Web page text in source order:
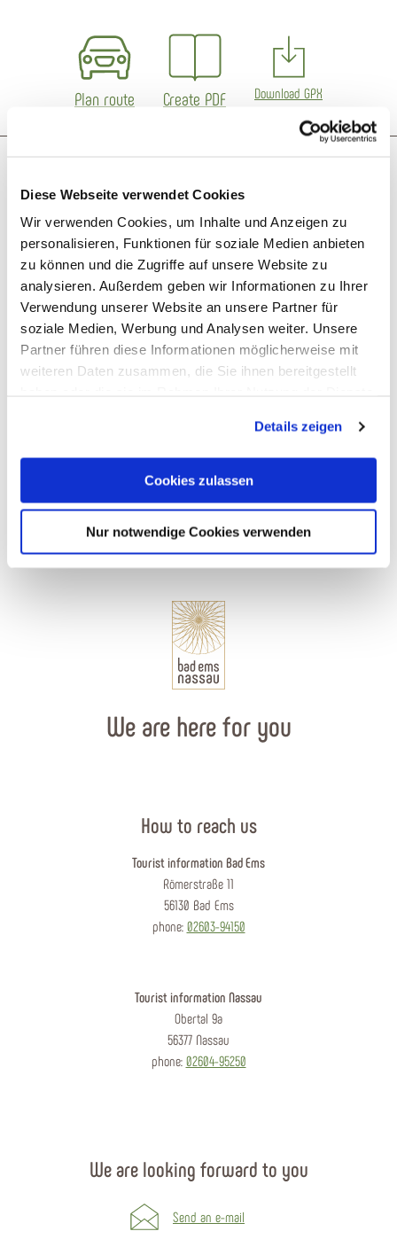
Diese Webseite verwendet Cookies
Wir verwenden Cookies, um Inhalte und Anzeigen zu
personalisieren, Funktionen für soziale Medien anbieten
zu können und die Zugriffe auf unsere Website zu
analysieren. Außerdem geben wir Informationen zu Ihrer
Verwendung unserer Website an unsere Partner für
soziale Medien, Werbung und Analysen weiter. Unsere
Partner führen diese Informationen möglicherweise mit
weiteren Daten zusammen, die Sie ihnen bereitgestellt
Cookies, wenn Sie unsere Webseite weiterhin nutzen.
Details zeigen
Cookies zulassen
Nur notwendige Cookies verwenden
Plan route Create PDF Download GPX
2,1 km
Dausenau
We are here for you
How to reach us
Tourist information Bad Ems
Römerstraße 11
56130 Bad Ems
phone: 02603-94150
Tourist information Nassau
Obertal 9a
56377 Nassau
phone: 02604-95250
We are looking forward to you
Send an e-mail